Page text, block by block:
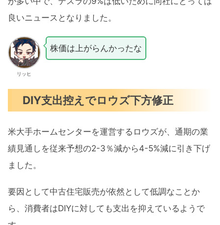
良いニュースとなりました。
リッヒ
株価は上がらんかったな
DIY支出控えでロウズ下方修正
米大手ホームセンターを運営するロウズが、通期の業
績見通しを従来予想の2-3％減から4-5%減に引き下げ
ました。
要因として中古住宅販売が依然として低調なことか
ら、消費者はDIYに対しても支出を抑えているようで